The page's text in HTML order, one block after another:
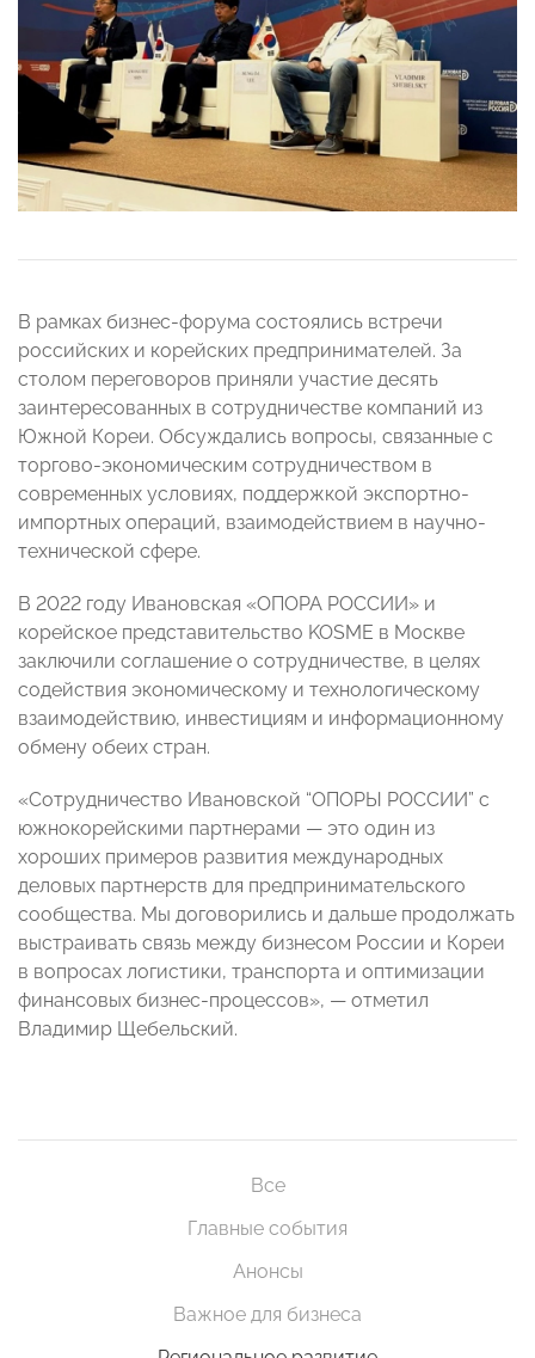
В рамках бизнес-форума состоялись встречи
российских и корейских предпринимателей. За
столом переговоров приняли участие десять
заинтересованных в сотрудничестве компаний из
Южной Кореи. Обсуждались вопросы, связанные с
торгово-экономическим сотрудничеством в
современных условиях, поддержкой экспортно-
импортных операций, взаимодействием в научно-
технической сфере.
В 2022 году Ивановская «ОПОРА РОССИИ» и
корейское представительство KOSME в Москве
заключили соглашение о сотрудничестве, в целях
содействия экономическому и технологическому
взаимодействию, инвестициям и информационному
обмену обеих стран.
«Сотрудничество Ивановской “ОПОРЫ РОССИИ” с
южнокорейскими партнерами — это один из
хороших примеров развития международных
деловых партнерств для предпринимательского
сообщества. Мы договорились и дальше продолжать
выстраивать связь между бизнесом России и Кореи
в вопросах логистики, транспорта и оптимизации
финансовых бизнес-процессов», — отметил
Владимир Щебельский.
Все
Главные события
Анонсы
Важное для бизнеса